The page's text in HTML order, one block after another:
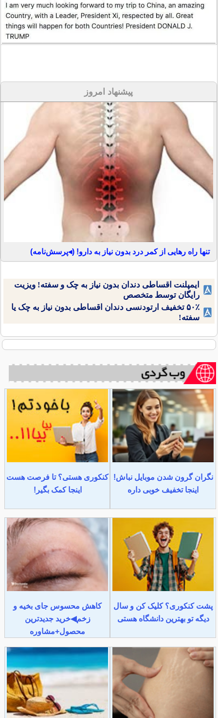
پیشنهاد امروز
تنها راه رهایی از کمر درد بدون نیاز به دارو! (◂پرسش‌نامه)
ایمپلنت اقساطی دندان بدون نیاز به چک و سفته! ویزیت
رایگان توسط متخصص
۵۰٪ تخفیف ارتودنسی دندان اقساطی بدون نیاز به چک یا
سفته!
نگران گرون شدن موبایل نباش!
اینجا تخفیف خوبی داره
کنکوری هستی؟ تا فرصت هست
اینجا کمک بگیر!
پشت کنکوری؟ کلیک کن و سال
دیگه تو بهترین دانشگاه هستی
کاهش محسوس جای بخیه و
زخم◀خرید جدیدترین
محصول+مشاوره